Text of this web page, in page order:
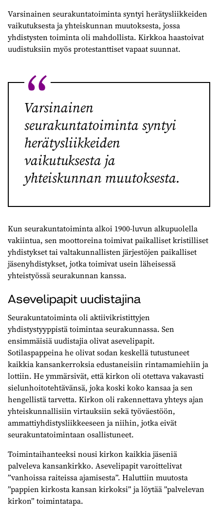
Varsinainen seurakuntatoiminta syntyi herätysliikkeiden
vaikutuksesta ja yhteiskunnan muutoksesta, jossa
yhdistysten toiminta oli mahdollista. Kirkkoa haastoivat
uudistuksiin myös protestanttiset vapaat suunnat.
Varsinainen
seurakuntatoiminta syntyi
herätysliikkeiden
vaikutuksesta ja
yhteiskunnan muutoksesta.
Kun seurakuntatoiminta alkoi 1900-luvun alkupuolella
vakiintua, sen moottoreina toimivat paikalliset kristilliset
yhdistykset tai valtakunnallisten järjestöjen paikalliset
jäsenyhdistykset, jotka toimivat usein läheisessä
yhteistyössä seurakunnan kanssa.
Asevelipapit uudistajina
Seurakuntatoiminta oli aktiivikristittyjen
yhdistystyyppistä toimintaa seurakunnassa. Sen
ensimmäisiä uudistajia olivat asevelipapit.
Sotilaspappeina he olivat sodan keskellä tutustuneet
kaikkia kansankerroksia edustaneisiin rintamamiehiin ja
lottiin. He ymmärsivät, että kirkon oli otettava vakavasti
sielunhoitotehtävänsä, joka koski koko kansaa ja sen
hengellistä tarvetta. Kirkon oli rakennettava yhteys ajan
yhteiskunnallisiin virtauksiin sekä työväestöön,
ammattiyhdistysliikkeeseen ja niihin, jotka eivät
seurakuntatoimintaan osallistuneet.
Toimintaihanteeksi nousi kirkon kaikkia jäseniä
palveleva kansankirkko. Asevelipapit varoittelivat
”vanhoissa raiteissa ajamisesta”. Haluttiin muutosta
”pappien kirkosta kansan kirkoksi” ja löytää ”palvelevan
kirkon” toimintatapa.